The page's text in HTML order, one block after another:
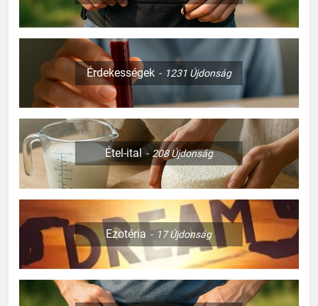
Érdekességek 1231 Újdonság
Étel-ital 208Újdonság
Ezotéria 17Újdonság